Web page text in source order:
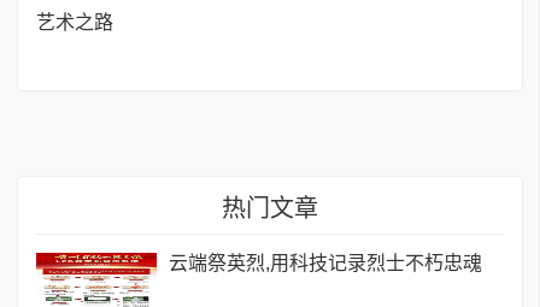
热门文章
云端祭英烈,用科技记录烈士不朽忠魂